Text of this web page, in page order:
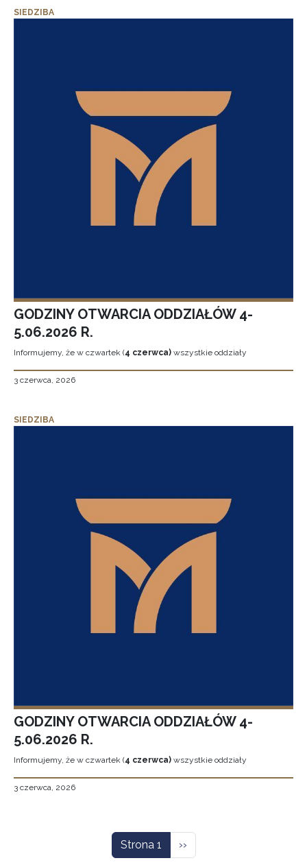
SIEDZIBA
GODZINY OTWARCIA ODDZIAŁÓW 4-
5.06.2026 R.
Informujemy, że w czwartek (4 czerwca) wszystkie oddziały
3 czerwca, 2026
SIEDZIBA
GODZINY OTWARCIA ODDZIAŁÓW 4-
5.06.2026 R.
Informujemy, że w czwartek (4 czerwca) wszystkie oddziały
3 czerwca, 2026
Strona 1 Następna strona
››